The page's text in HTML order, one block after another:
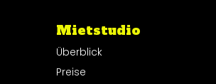
Mietstudio
Überblick
Preise